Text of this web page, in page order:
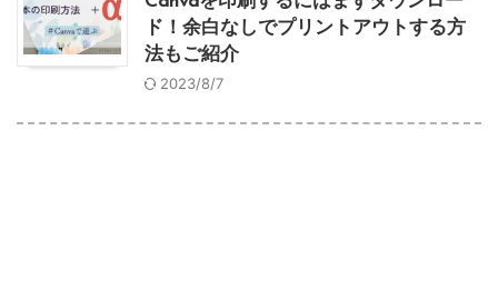
ド！余白なしでプリントアウトする方
法もご紹介
2023/8/7